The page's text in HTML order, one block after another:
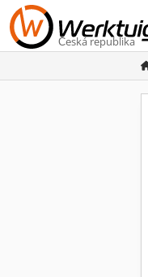
Česká republika